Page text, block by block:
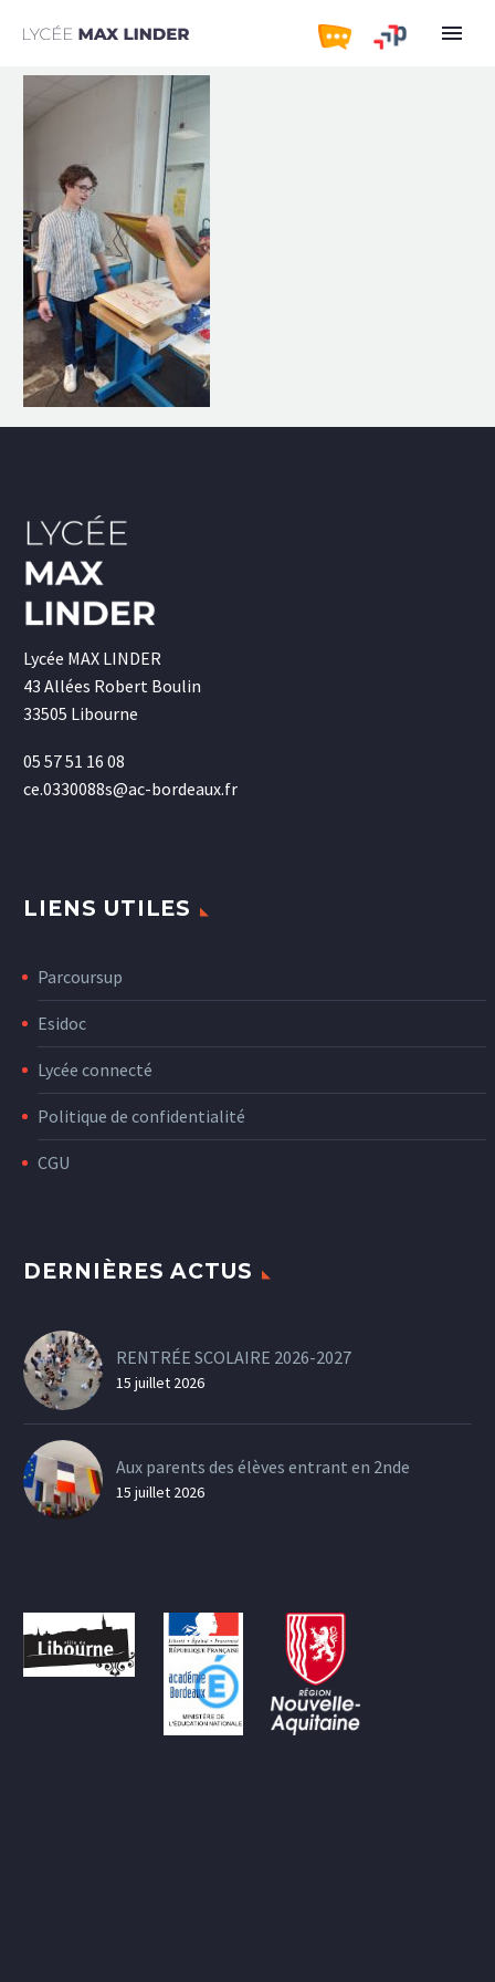
Lycée MAX LINDER
43 Allées Robert Boulin
33505 Libourne
05 57 51 16 08
ce.0330088s@ac-bordeaux.fr
LIENS UTILES
Parcoursup
Esidoc
Lycée connecté
Politique de confidentialité
CGU
DERNIÈRES ACTUS
RENTRÉE SCOLAIRE 2026-2027
15 juillet 2026
Aux parents des élèves entrant en 2nde
15 juillet 2026